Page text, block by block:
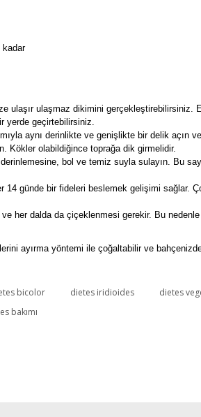
kadar
ulaşır ulaşmaz dikimini
yerde geçirtebilirsiniz.
aynı derinlikte ve genişlikte bir delik
Kökler olabildiğince toprağa dik girmelidir.
bol ve temiz suyla sulayın. Bu
14 günde bir fideleri beslemek gelişimi sağlar.
her dalda da çiçeklenmesi gerekir. Bu
ayırma yöntemi ile çoğaltabilir ve
bicolor dietes iridioides dietes
bakımı